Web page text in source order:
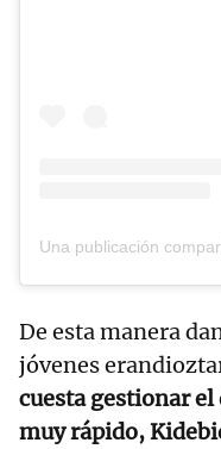
De esta manera
jóvenes
cuesta gestionar el
muy rápido,